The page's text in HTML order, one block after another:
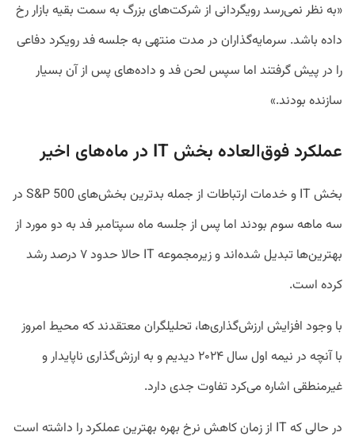
«به نظر نمی‌رسد رویگردانی از شرکت‌های بزرگ به سمت بقیه بازار رخ
داده باشد. سرمایه‌گذاران در مدت منتهی به جلسه فد رویکرد دفاعی
را در پیش گرفتند اما سپس لحن فد و داده‌های پس از آن بسیار
سازنده بودند.»
عملکرد فوق‌العاده بخش IT در ماه‌های اخیر
بخش IT و خدمات ارتباطات از جمله بدترین بخش‌های S&P 500 در
سه ماهه سوم بودند اما پس از جلسه ماه سپتامبر فد به دو مورد از
بهترین‌ها تبدیل شده‌اند و زیرمجموعه IT حالا حدود ۷ درصد رشد
کرده است.
با وجود افزایش ارزش‌گذاری‌ها، تحلیلگران معتقدند که محیط امروز
با آنچه در نیمه اول سال ۲۰۲۴ دیدیم و به ارزش‌گذاری ناپایدار و
غیرمنطقی اشاره می‌کرد تفاوت جدی دارد.
در حالی که IT از زمان کاهش نرخ بهره بهترین عملکرد را داشته است